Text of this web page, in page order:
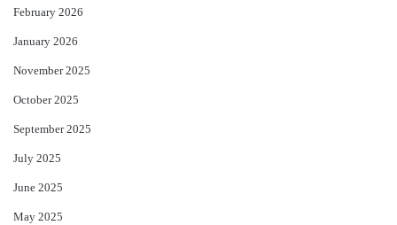
February 2026
January 2026
November 2025
October 2025
September 2025
July 2025
June 2025
May 2025